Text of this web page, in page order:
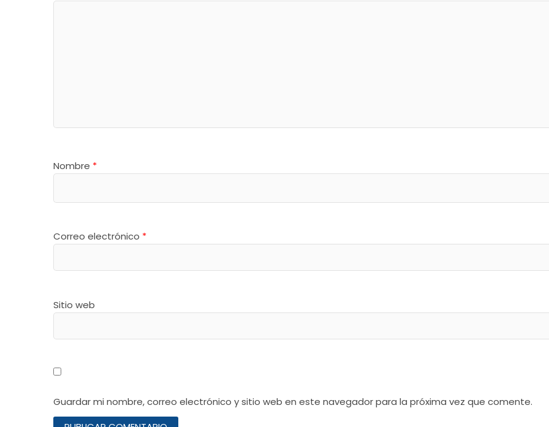
Nombre *
Correo electrónico *
Sitio web
Guardar mi nombre, correo electrónico y sitio web en este navegador para la próxima vez que comente.